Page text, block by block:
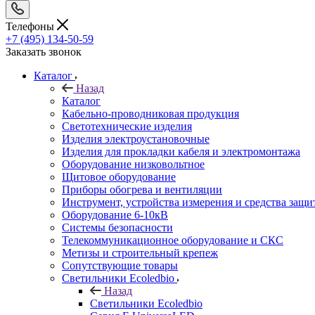
Телефоны
+7 (495) 134-50-59
Заказать звонок
Каталог
Назад
Каталог
Кабельно-проводниковая продукция
Светотехнические изделия
Изделия электроустановочные
Изделия для прокладки кабеля и электромонтажа
Оборудование низковольтное
Щитовое оборудование
Приборы обогрева и вентиляции
Инструмент, устройства измерения и средства
Оборудование 6-10кВ
Системы безопасности
Телекоммуникационное оборудование и СКС
Метизы и строительный крепеж
Сопутствующие товары
Светильники Ecoledbio
Назад
Светильники Ecoledbio